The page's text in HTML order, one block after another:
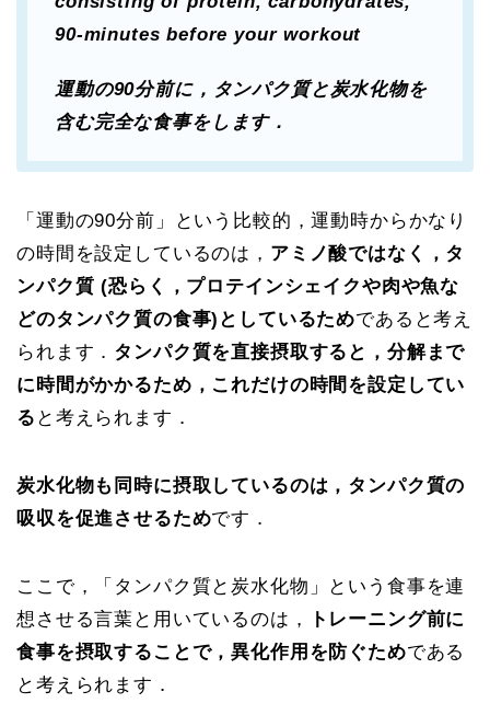
90-minutes before your workout
運動の90分前に，タンパク質と炭水化物を
含む完全な食事をします．
「運動の90分前」という比較的，運動時からかなり
の時間を設定しているのは， アミノ酸ではなく，タ
ンパク質 (恐らく，プロテインシェイクや肉や魚な
どのタンパク質の食事)としているためであると考え
られます． タンパク質を直接摂取すると，分解まで
に時間がかかるため，これだけの時間を設定してい
る と考えられます．
炭水化物も同時に摂取しているのは，タンパク質の
吸収を促進させるためです．
ここで，「タンパク質と炭水化物」という食事を連
想させる言葉と用いているのは，
トレーニング前に
食事を摂取することで，異化作用を防ぐためである
と考えられます．